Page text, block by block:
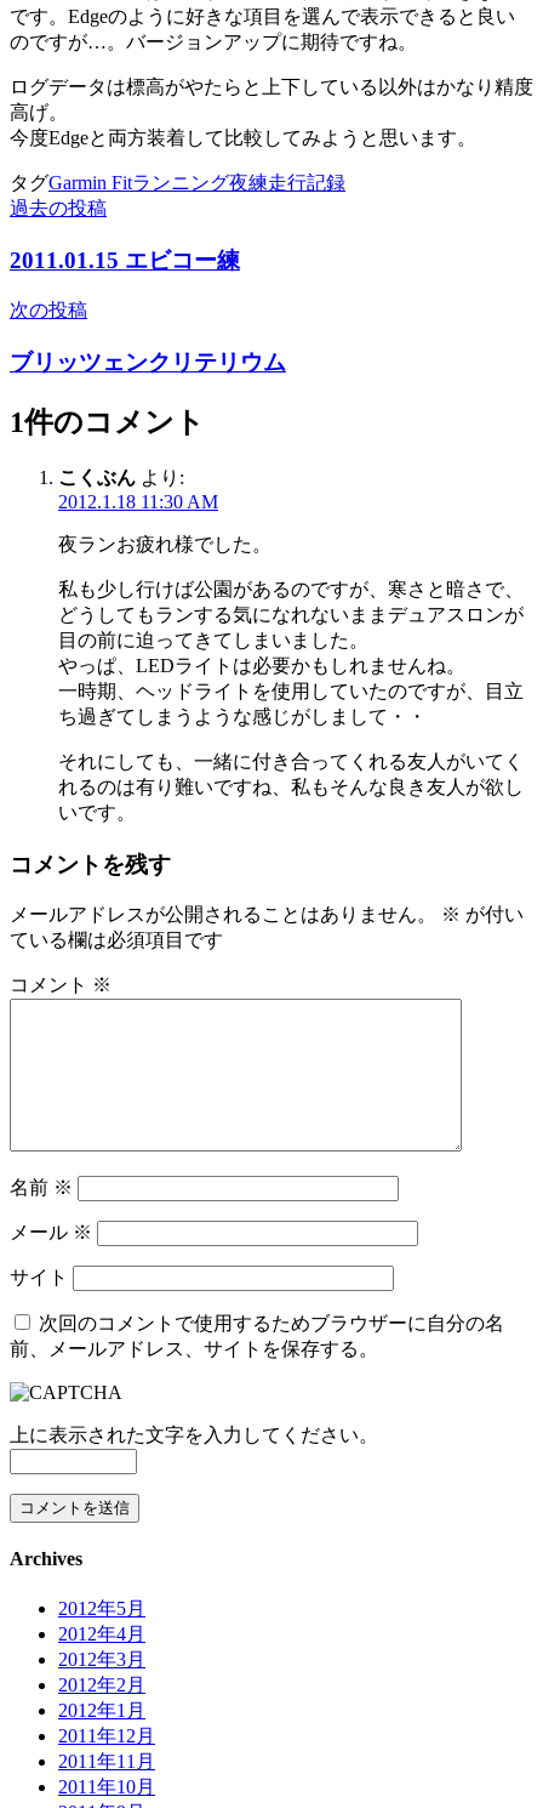
です。Edgeのように好きな項目を選んで表示できると良い
のですが…。バージョンアップに期待ですね。
ログデータは標高がやたらと上下している以外はかなり精度
高げ。
今度Edgeと両方装着して比較してみようと思います。
タグGarmin Fitランニング夜練走行記録
投
稿
ビ
ゲ
ー
シ
過去の投稿
2011.01.15 エビコー練
次の投稿
ブリッツェンクリテリウム
1件のコメント
こくぶん より:
2012.1.18 11:30 AM
夜ランお疲れ様でした。
私も少し行けば公園があるのですが、寒さと暗さで、
どうしてもランする気になれないままデュアスロンが
目の前に迫ってきてしまいました。
やっぱ、LEDライトは必要かもしれませんね。
一時期、ヘッドライトを使用していたのですが、目立
ち過ぎてしまうような感じがしまして・・
それにしても、一緒に付き合ってくれる友人がいてく
れるのは有り難いですね、私もそんな良き友人が欲し
いです。
コメントを残す
メールアドレスが公開されることはありません。 ※ が付い
ている欄は必須項目です
コメント ※
名前 ※
メール ※
サイト
次回のコメントで使用するためブラウザーに自分の名
前、メールアドレス、サイトを保存する。
上に表示された文字を入力してください。
Archives
2012年5月
2012年4月
2012年3月
2012年2月
2012年1月
2011年12月
2011年11月
2011年10月